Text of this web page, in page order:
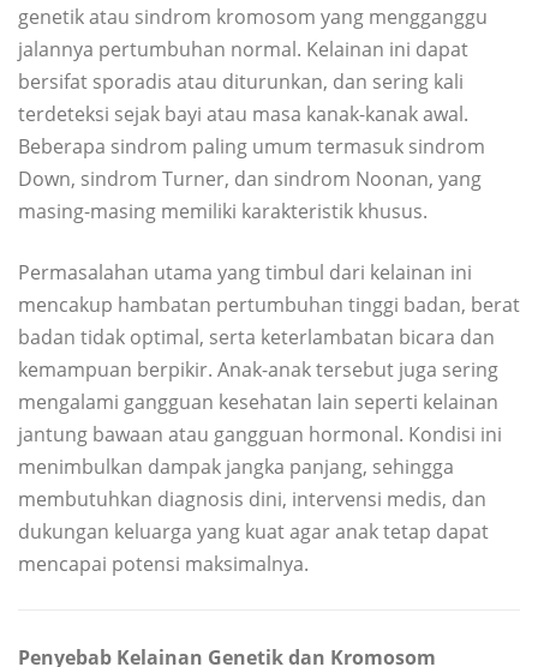
genetik atau sindrom kromosom yang mengganggu
jalannya pertumbuhan normal. Kelainan ini dapat
bersifat sporadis atau diturunkan, dan sering kali
terdeteksi sejak bayi atau masa kanak-kanak awal.
Beberapa sindrom paling umum termasuk sindrom
Down, sindrom Turner, dan sindrom Noonan, yang
masing-masing memiliki karakteristik khusus.
Permasalahan utama yang timbul dari kelainan ini
mencakup hambatan pertumbuhan tinggi badan, berat
badan tidak optimal, serta keterlambatan bicara dan
kemampuan berpikir. Anak-anak tersebut juga sering
mengalami gangguan kesehatan lain seperti kelainan
jantung bawaan atau gangguan hormonal. Kondisi ini
menimbulkan dampak jangka panjang, sehingga
membutuhkan diagnosis dini, intervensi medis, dan
dukungan keluarga yang kuat agar anak tetap dapat
mencapai potensi maksimalnya.
Penyebab Kelainan Genetik dan Kromosom